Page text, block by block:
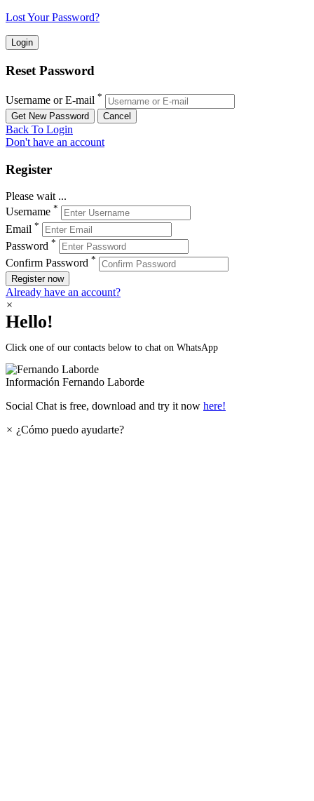
Lost Your Password?
Reset Password
Username or E-mail *
Back To Login
Don't have an account
Register
Please wait ...
Username *
Email *
Password *
Confirm Password *
Register now
Already have an account?
×
Hello!
Click one of our contacts below to chat on WhatsApp
Información Fernando Laborde
Social Chat is free, download and try it now here!
× ¿Cómo puedo ayudarte?